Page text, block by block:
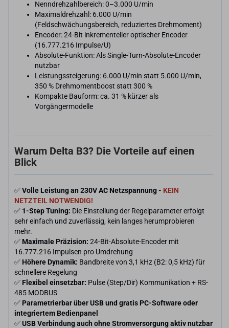
Nenndrehzahlbereich: 0–3.000 U/min
Maximaldrehzahl: 6.000 U/min
(Feldschwächungsbereich, reduziertes Drehmoment)
Encoder: 24-Bit inkrementeller optischer Encoder
(16.777.216 Impulse/U)
Absolute-Funktion: Als Single-Turn-Absolute-Encoder
nutzbar
Leistungssteigerung: 6.000 U/min statt 5.000 U/min,
350 % Drehmomentboost statt 300 %
Kompakte Bauform: ca. 31 % kürzer als
Vorgängermodelle
Warum Delta B3? Die Vorteile auf einen
Blick
✅Volle Leistung an 230V AC Netzspannung - KEIN
NETZTEIL NOTWENDIG!
✅ 1-Step Tuning: Die Einstellung der Regelparameter erfolgt
sehr einfach und zuverlässig, kein langes herumprobieren
mehr.
✅ Maximale Präzision: 24-Bit-Absolute-Encoder mit
16.777.216 Impulsen pro Umdrehung
✅ Höhere Dynamik: Bandbreite von 3,1 kHz (B2: 0,5 kHz) für
schnellere Regelung
✅ Flexibel einsetzbar: Pulse (Step/Dir) Kommunikation + RS-
485 MODBUS
✅ Parametrierbar über USB und gratis PC-Software oder
integriertem Bedienpanel
✅USB Verbindung auch ohne Stromversorgung aktiv nutzbar